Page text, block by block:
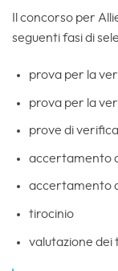
Il concorso per
seguenti fasi di
prova per la
prova per la
prove di
accertamento
accertamento
tirocinio
valutazione dei